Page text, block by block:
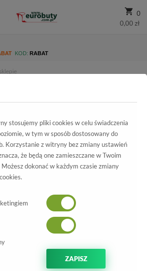
0
0,00 zł
KOD: RABAT
Sandały American 1287-108766A Black
Wszystkie produkty
American
1287-108766A Black
stosujemy pliki cookies w celu świadczenia
w tym w sposób dostosowany do
Korzystanie z witryny bez zmiany ustawień
że będą one zamieszczane w Twoim
dokonać w każdym czasie zmiany
ZAPISZ